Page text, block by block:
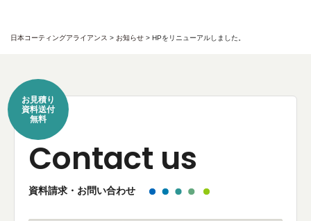
日本コーティングアライアンス > お知らせ > HPをリニューアルしました。
お見積り
資料送付
無料
Contact us
資料請求・お問い合わせ